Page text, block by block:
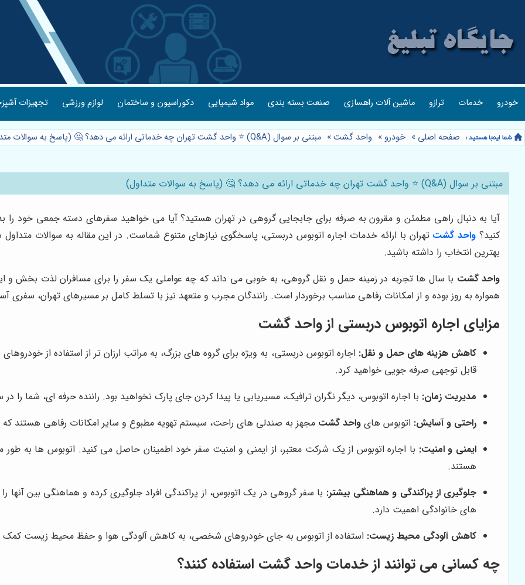
خودرو خدمات ترازو ماشین آلات راهسازی صنعت بسته بندی مواد شیمیایی دکوراسیون و ساختمان لوازم ورزشی تجهیزات
صفحه اصلی » خودرو » واحد گشت» مبتنی بر سوال (Q&A) ⭐️ واحد گشت تهران چه خدماتی ارائه می دهد؟ 🤔 (پاسخ به سوالات متداول)
مبتنی بر سوال (Q&A) ⭐️ واحد گشت تهران چه خدماتی ارائه می دهد؟ 🤔 (پاسخ به سوالات متداول)
آیا به دنبال راهی مطمئن و مقرون به صرفه برای جابجایی گروهی در تهران هستید؟ آیا می خواهید سفرهای دسته جمعی خود را
کنید؟ واحد گشت تهران با ارائه خدمات اجاره اتوبوس دربستی، پاسخگوی نیازهای متنوع شماست. در این مقاله به سوالات
بهترین انتخاب را داشته باشید.
واحد گشت با سال ها تجربه در زمینه حمل و نقل گروهی، به خوبی می داند که چه عواملی یک سفر را برای مسافران لذت بخش و
همواره به روز بوده و از امکانات رفاهی مناسب برخوردار است. رانندگان مجرب و متعهد نیز با تسلط کامل بر مسیرهای تهران، سفری
مزایای اجاره اتوبوس دربستی از واحد گشت
کاهش هزینه های حمل و نقل: اجاره اتوبوس دربستی، به ویژه برای گروه های بزرگ، به مراتب ارزان تر از استفاده از
قابل توجهی صرفه جویی خواهید کرد.
مدیریت زمان: با اجاره اتوبوس، دیگر نگران ترافیک، مسیریابی یا پیدا کردن جای پارک نخواهید بود. راننده حرفه ای، شما
راحتی و آسایش: اتوبوس های واحد گشت مجهز به صندلی های راحت، سیستم تهویه مطبوع و سایر امکانات رفاهی هستند
ایمنی و امنیت: با اجاره اتوبوس از یک شرکت معتبر، از ایمنی و امنیت سفر خود اطمینان حاصل می کنید. اتوبوس ها به طور
هستند.
جلوگیری از پراکندگی و هماهنگی بیشتر: با سفر گروهی در یک اتوبوس، از پراکندگی افراد جلوگیری کرده و هماهنگی بین
های خانوادگی اهمیت دارد.
کاهش آلودگی محیط زیست: استفاده از اتوبوس به جای خودروهای شخصی، به کاهش آلودگی هوا و حفظ محیط زیست
چه کسانی می توانند از خدمات واحد گشت استفاده کنند؟